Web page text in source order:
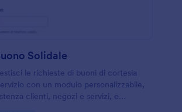
Solidale
le richieste di buoni di cortesia
con un modulo personalizzabile,
clienti, negozi e servizi, e